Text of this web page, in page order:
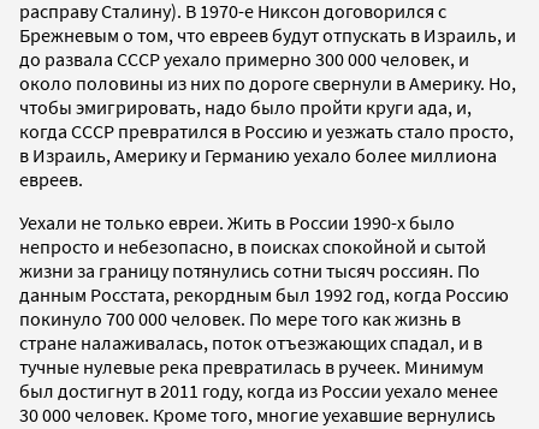
расправу Сталину). В 1970-е Никсон договорился с
Брежневым о том, что евреев будут отпускать в Израиль, и
до развала СССР уехало примерно 300 000 человек, и
около половины из них по дороге свернули в Америку. Но,
чтобы эмигрировать, надо было пройти круги ада, и,
когда СССР превратился в Россию и уезжать стало просто,
в Израиль, Америку и Германию уехало более миллиона
евреев.
Уехали не только евреи. Жить в России 1990-х было
непросто и небезопасно, в поисках спокойной и сытой
жизни за границу потянулись сотни тысяч россиян. По
данным Росстата, рекордным был 1992 год, когда Россию
покинуло 700 000 человек. По мере того как жизнь в
стране налаживалась, поток отъезжающих спадал, и в
тучные нулевые река превратилась в ручеек. Минимум
был достигнут в 2011 году, когда из России уехало менее
30 000 человек. Кроме того, многие уехавшие вернулись